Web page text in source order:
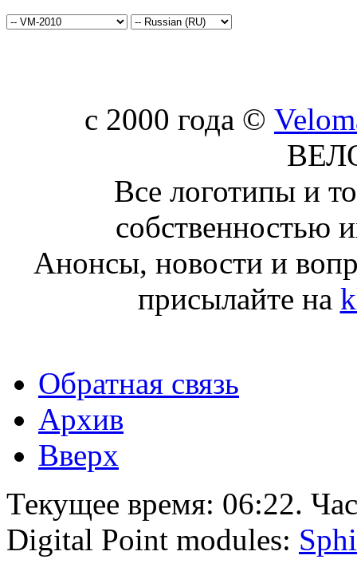
c 2000 года ©
Все логотипы и
собственностью
Анонсы, новости и
присылайте на
Обратная связь
Архив
Вверх
Текущее время: 06:22.
Digital Point modules: